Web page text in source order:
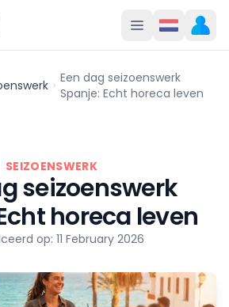
Een dag seizoenswerk
Spanje: Echt horeca leven
SEIZOENSWERK
seizoenswerk
horeca leven
op: 11 February 2026